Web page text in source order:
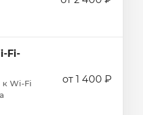
Wi‑Fi
от 1 400 ₽